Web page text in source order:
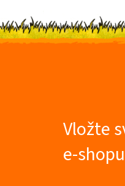
Vložte
e-